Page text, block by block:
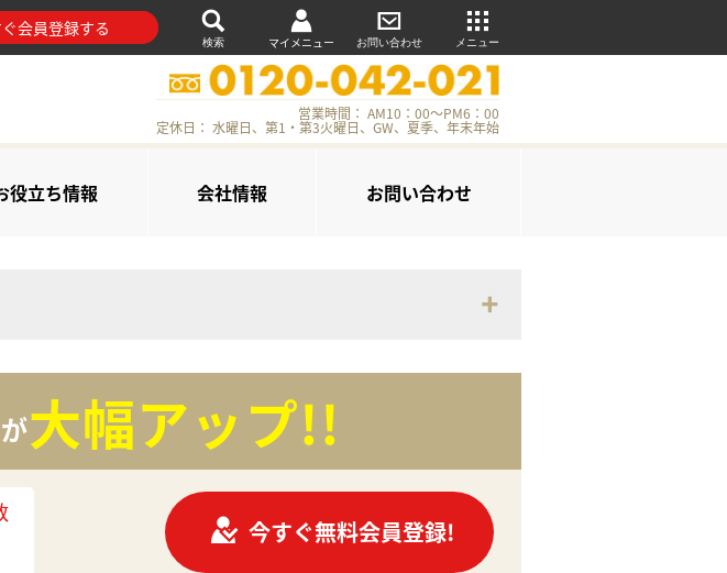
会員登録する
検索 マイメニュー お問い合わせ メニュー
営業時間： AM10：00～PM6：00
定休日： 水曜日、第1・第3火曜日、GW、夏季、年末年始
役立ち情報 会社情報 お問い合わせ
大幅アップ!!
今すぐ無料会員登録!